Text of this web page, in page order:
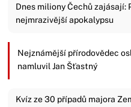
Dnes miliony Čechů zajásají:
nejmrazivější apokalypsu
Nejznámější přírodovědec
namluvil Jan Šťastný
Kvíz ze 30 případů majora